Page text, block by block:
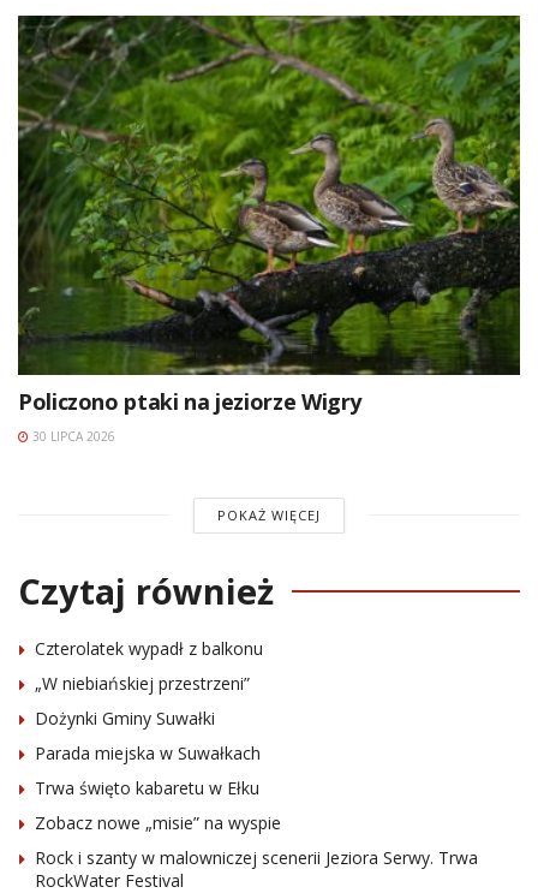
Policzono ptaki na jeziorze Wigry
30 LIPCA 2026
POKAŻ WIĘCEJ
Czytaj również
Czterolatek wypadł z balkonu
„W niebiańskiej przestrzeni”
Dożynki Gminy Suwałki
Parada miejska w Suwałkach
Trwa święto kabaretu w Ełku
Zobacz nowe „misie” na wyspie
Rock i szanty w malowniczej scenerii Jeziora Serwy. Trwa
RockWater Festival